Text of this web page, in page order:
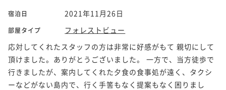
宿泊日 2021年11月26日
部屋タイプ
フォレストビュー
応対してくれたスタッフの方は非常に好感がもて 親切にして
頂けました。ありがとうございました。 一方で、当方徒歩で
行きましたが、案内してくれた夕食の食事処が遠く、タクシ
ーなどがない島内で、行く手筈もなく提案もなく困りまし